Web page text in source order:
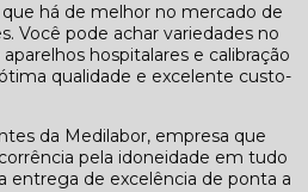
há de melhor no mercado de
Você pode achar variedades no
hospitalares e calibração
qualidade e excelente custo-
da Medilabor, empresa que
pela idoneidade em tudo
entrega de excelência de ponta a